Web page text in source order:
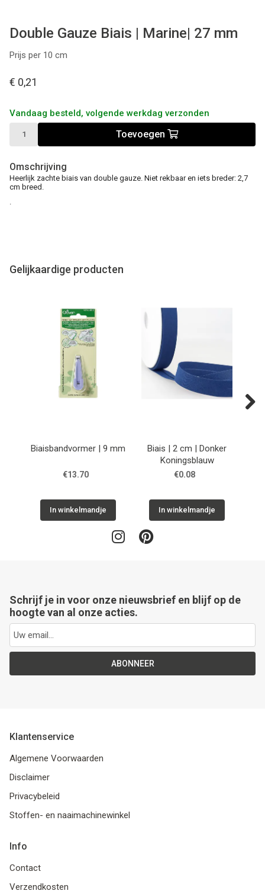
Double Gauze Biais | Marine| 27 mm
Prijs per 10 cm
€ 0,21
Vandaag besteld, volgende werkdag verzonden
Toevoegen
Omschrijving
Heerlijk zachte biais van double gauze. Niet rekbaar en iets breder: 2,7
cm breed.
Gelijkaardige producten
Biaisbandvormer | 9 mm
€13.70
In winkelmandje
Biais | 2 cm | Donker
Koningsblauw
€0.08
In winkelmandje
Schrijf je in voor onze nieuwsbrief en blijf op de
hoogte van al onze acties.
ABONNEER
Klantenservice
Algemene Voorwaarden
Disclaimer
Privacybeleid
Stoffen- en naaimachinewinkel
Info
Contact
Verzendkosten